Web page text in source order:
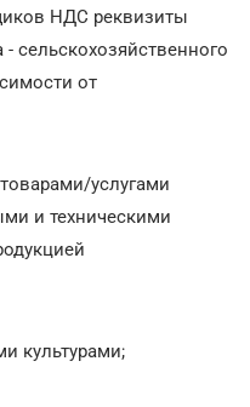
НДС реквизиты
сельскохозяйственного
от
услугами
и техническими
культурами;